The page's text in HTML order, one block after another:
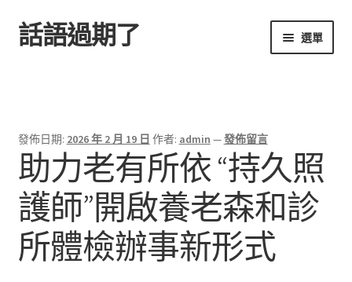
跳
至
跳
至
話語過期了 選單
發佈日期: 2026 年 2 月 19 日 作者: admin —發佈留言
助力老有所依 “持久照
護師”開啟養老森和診
所體檢辦事新形式